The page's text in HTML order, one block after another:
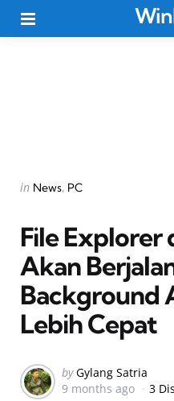
Categories
Posted
in News PC
File Explorer
Akan
Background
Lebih Cepat
Posted
by
by Gylang Satria
9 months ago
3